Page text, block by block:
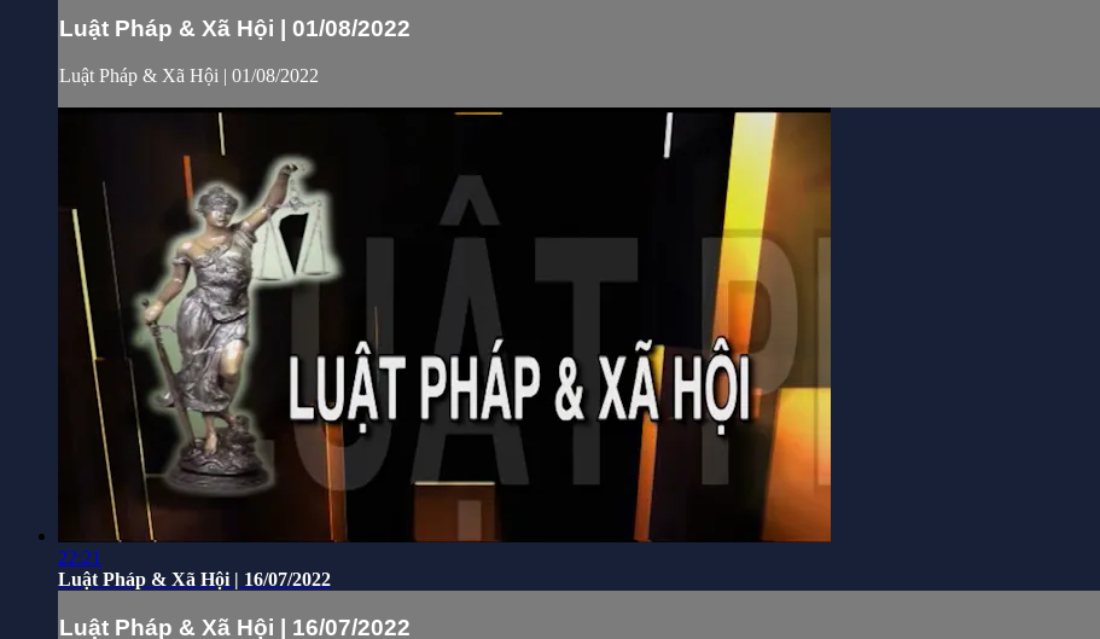
Luật Pháp & Xã Hội | 01/08/2022
Luật Pháp & Xã Hội | 01/08/2022
22:21
Luật Pháp & Xã Hội | 16/07/2022
Luật Pháp & Xã Hội | 16/07/2022